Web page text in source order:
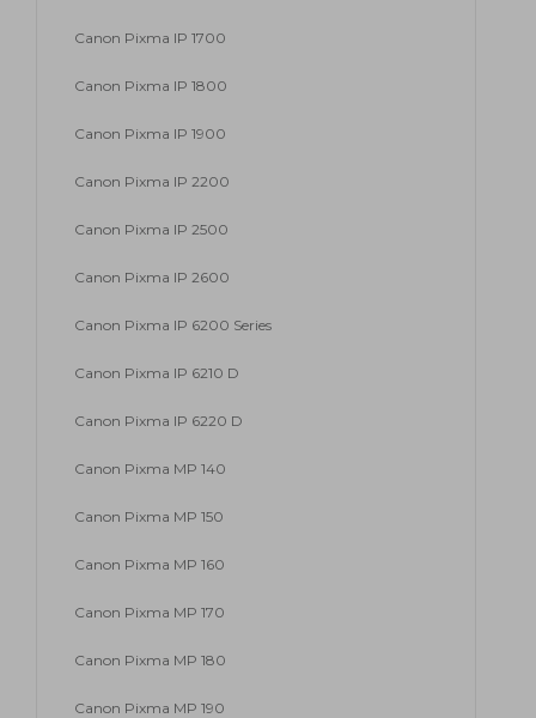
Canon Pixma IP 1700
Canon Pixma IP 1800
Canon Pixma IP 1900
Canon Pixma IP 2200
Canon Pixma IP 2500
Canon Pixma IP 2600
Canon Pixma IP 6200 Series
Canon Pixma IP 6210 D
Canon Pixma IP 6220 D
Canon Pixma MP 140
Canon Pixma MP 150
Canon Pixma MP 160
Canon Pixma MP 170
Canon Pixma MP 180
Canon Pixma MP 190